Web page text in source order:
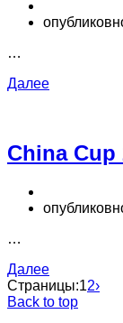
…
Далее
China Cup
…
Далее
Страницы:12›
Back to top